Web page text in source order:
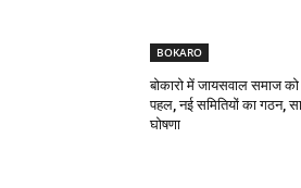
BOKARO
बोकारो में जायसवाल समाज
पहल, नई समितियों का गठन,
घोषणा